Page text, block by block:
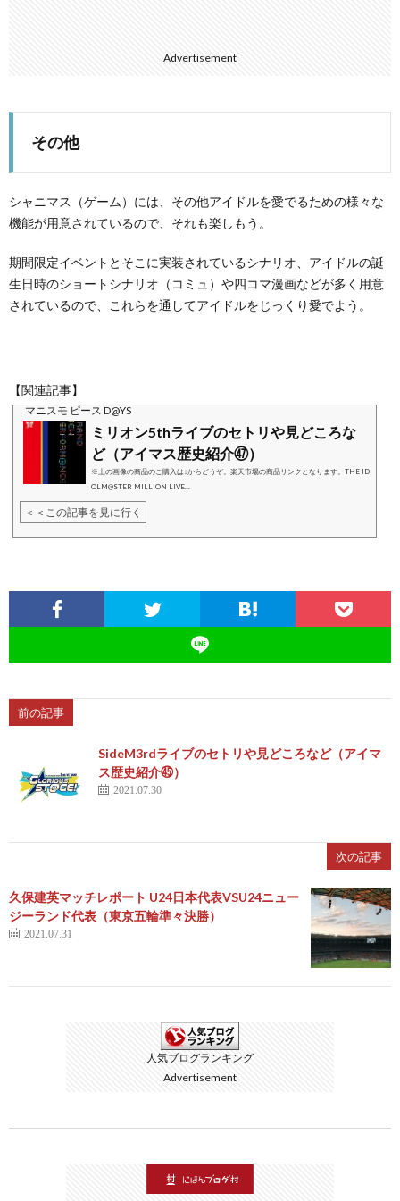
Advertisement
その他
シャニマス（ゲーム）には、その他アイドルを愛でるための様々な
機能が用意されているので、それも楽しもう。
期間限定イベントとそこに実装されているシナリオ、アイドルの誕
生日時のショートシナリオ（コミュ）や四コマ漫画などが多く用意
されているので、これらを通してアイドルをじっくり愛でよう。
【関連記事】
マニスモ ピース D@YS
ミリオン5thライブのセトリや見どころな
ど（アイマス歴史紹介㊼）
※上の画像の商品のご購入は↓からどうぞ。楽天市場の商品リンクとなります。THE ID
OLM@STER MILLION LIVE...
＜＜この記事を見に行く
前の記事
SideM3rdライブのセトリや見どころなど（アイマ
ス歴史紹介㊺）
2021.07.30
次の記事
久保建英マッチレポート U24日本代表VSU24ニュー
ジーランド代表（東京五輪準々決勝）
2021.07.31
人気ブログランキング
Advertisement